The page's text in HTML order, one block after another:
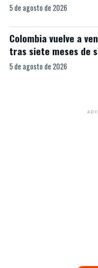
5 de agosto de 2026
Colombia vuelve a
tras siete meses de
5 de agosto de 2026